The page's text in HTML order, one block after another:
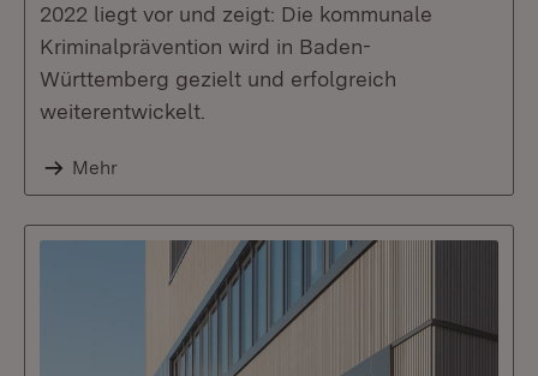
2022 liegt vor und zeigt: Die kommunale
Kriminalprävention wird in Baden-
Württemberg gezielt und erfolgreich
weiterentwickelt.
Mehr